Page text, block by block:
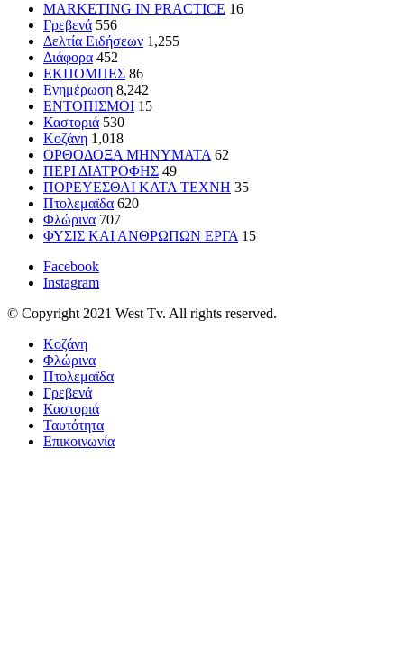
MARKETING IN PRACTICE 16
Γρεβενά 556
Δελτία Ειδήσεων 1,255
Διάφορα 452
ΕΚΠΟΜΠΕΣ 86
Ενημέρωση 8,242
ΕΝΤΟΠΙΣΜΟΙ 15
Καστοριά 530
Κοζάνη 1,018
ΟΡΘΟΔΟΞΑ ΜΗΝΥΜΑΤΑ 62
ΠΕΡΙ ΔΙΑΤΡΟΦΗΣ 49
ΠΟΡΕΥΕΣΘΑΙ ΚΑΤΑ ΤΕΧΝΗ 35
Πτολεμαϊδα 620
Φλώρινα 707
ΦΥΣΙΣ ΚΑΙ ΑΝΘΡΩΠΩΝ ΕΡΓΑ 15
Facebook
Instagram
© Copyright 2021 West Tv. All rights reserved.
Κοζάνη
Φλώρινα
Πτολεμαϊδα
Γρεβενά
Καστοριά
Ταυτότητα
Επικοινωνία